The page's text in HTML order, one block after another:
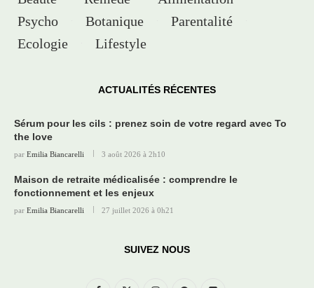
Psycho
Botanique
Parentalité
Ecologie
Lifestyle
ACTUALITÉS RÉCENTES
Sérum pour les cils : prenez soin de votre regard avec To
the love
par Emilia Biancarelli 3 août 2026 à 2h10
Maison de retraite médicalisée : comprendre le
fonctionnement et les enjeux
par Emilia Biancarelli 27 juillet 2026 à 0h21
SUIVEZ NOUS